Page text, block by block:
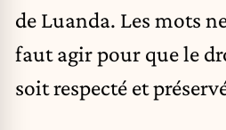
de Luanda. Les mots
faut agir pour que le
soit respecté et